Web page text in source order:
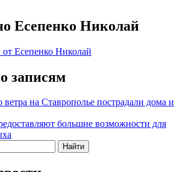
Есепенко Николай
от Есепенко Николай
записям
ветра на Ставрополье пострадали дома и
большие возможности для
Найти